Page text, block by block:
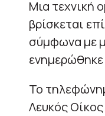
Μια τεχνική
βρίσκεται
σύμφωνα με
ενημερώθηκε
Το
Λευκός